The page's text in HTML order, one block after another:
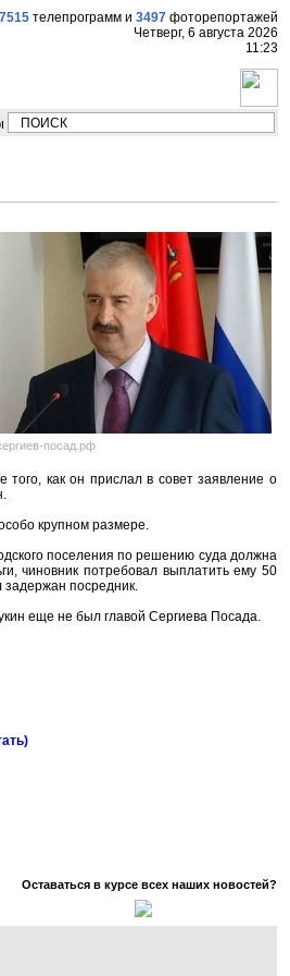
телепрограмм и 3497 фоторепортажей
Четверг, 6 августа 2026
11:23
близко стоит к угрозе третьей мировой
посад.рф
как он прислал в совет заявление о
крупном размере.
поселения по решению суда должна
чиновник потребовал выплатить ему 50
задержан посредник.
еще не был главой Сергиева Посада.
Оставаться в курсе всех наших новостей?